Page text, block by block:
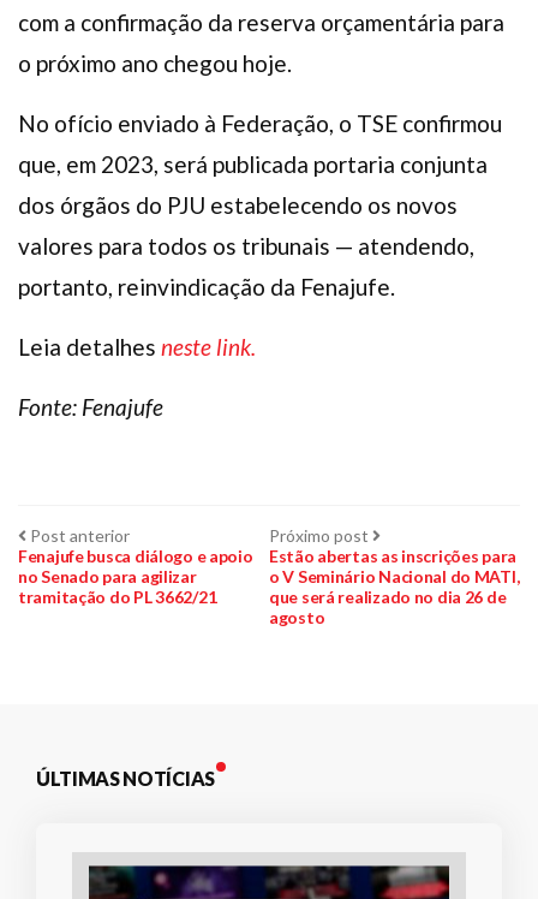
com a confirmação da reserva orçamentária para
o próximo ano chegou hoje.
No ofício enviado à Federação, o TSE confirmou
que, em 2023, será publicada portaria conjunta
dos órgãos do PJU estabelecendo os novos
valores para todos os tribunais — atendendo,
portanto, reinvindicação da Fenajufe.
Leia detalhes neste link.
Fonte: Fenajufe
Navegação
de
Post anteriorPost
anterior:
Fenajufe busca diálogo e apoio
no Senado para agilizar
tramitação do PL 3662/21
Próximo post Próximo
post:
Estão abertas as inscrições para
o V Seminário Nacional do MATI,
que será realizado no dia 26 de
agosto
ÚLTIMAS NOTÍCIAS